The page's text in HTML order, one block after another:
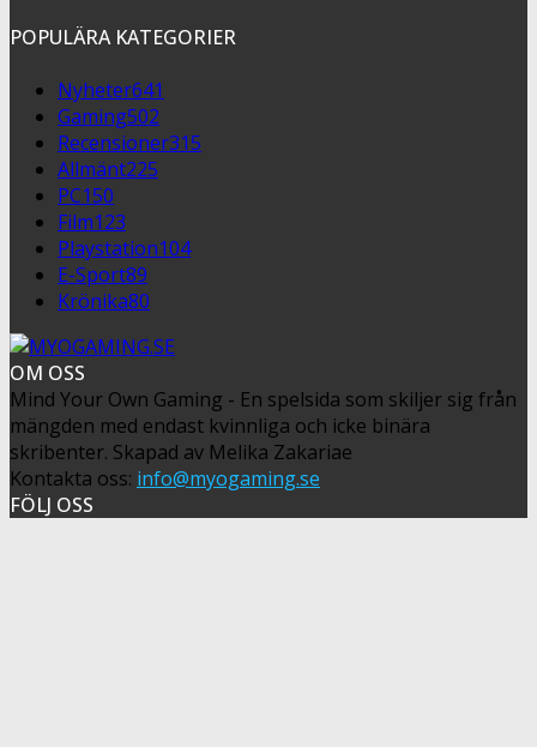
POPULÄRA KATEGORIER
Nyheter641
Gaming502
Recensioner315
Allmänt225
PC150
Film123
Playstation104
E-Sport89
Krönika80
OM OSS
Mind Your Own Gaming - En spelsida som skiljer sig från
mängden med endast kvinnliga och icke binära
skribenter. Skapad av Melika Zakariae
Kontakta oss: info@myogaming.se
FÖLJ OSS